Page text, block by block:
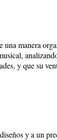
manera
y que su
y a un